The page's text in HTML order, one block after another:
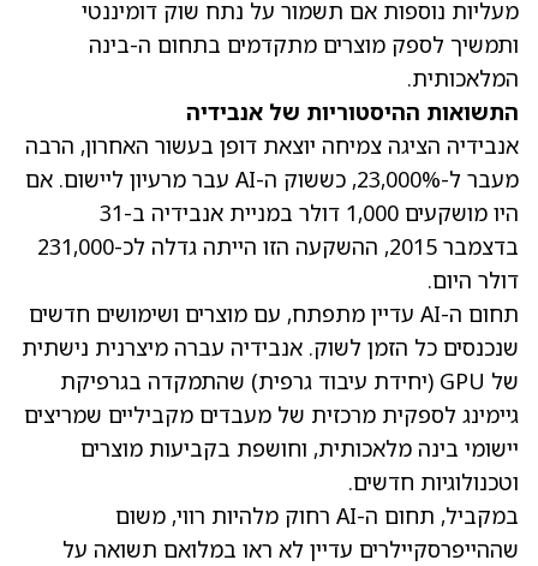
מעליות נוספות אם תשמור על נתח שוק דומיננטי
ותמשיך לספק מוצרים מתקדמים בתחום ה-בינה
המלאכותית.
התשואות ההיסטוריות של אנבידיה
אנבידיה הציגה צמיחה יוצאת דופן בעשור האחרון, הרבה
מעבר ל-23,000%, כששוק ה-AI עבר מרעיון ליישום. אם
היו מושקעים 1,000 דולר במניית אנבידיה ב-31
בדצמבר 2015, ההשקעה הזו הייתה גדלה לכ-231,000
דולר היום.
תחום ה-AI עדיין מתפתח, עם מוצרים ושימושים חדשים
שנכנסים כל הזמן לשוק. אנבידיה עברה מיצרנית נישתית
של GPU (יחידת עיבוד גרפית) שהתמקדה בגרפיקת
גיימינג לספקית מרכזית של מעבדים מקביליים שמריצים
יישומי בינה מלאכותית, וחושפת בקביעות מוצרים
וטכנולוגיות חדשים.
במקביל, תחום ה-AI רחוק מלהיות רווי, משום
שההייפרסקיילרים עדיין לא ראו במלואם תשואה על